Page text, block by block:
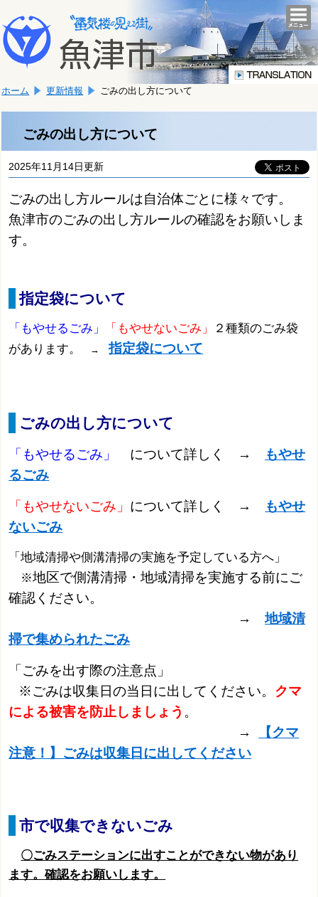
文
へ
移
ま
す。
こ
か
文
ホーム 更新情報 ごみの出し方について
ごみの出し方について
2025年11月14日更新
ごみの出し方ルールは自治体ごとに様々です。
魚津市のごみの出し方ルールの確認をお願いしま
す。
指定袋について
「もやせるごみ 」 「もやせないごみ」
２種類のごみ袋
があります。
→指定袋について
ごみの出し方について
「もやせるごみ」 について詳しく →
もやせ
るごみ
「もやせないごみ」 について詳しく →
もやせ
ないごみ
「地域清掃や側溝清掃の実施を予定している方へ」
※地区で側溝清掃・地域清掃を実施する前にご
確認ください。
→地域清
掃で集められたごみ
「ごみを出す際の注意点」
※ごみは収集日の当日に出してください。 クマ
による被害を防止しましょう 。
→
【クマ
注意！】ごみは収集日に出してください
市で収集できないごみ
〇ごみステーションに出すことができない物があり
ます。確認をお願いします。